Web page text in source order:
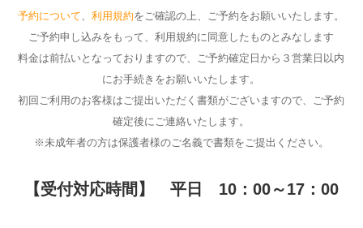
予約について、利用規約をご確認の上、ご予約をお願いいたします。
ご予約申し込みをもって、利用規約に同意したものとみなします
料金は前払いとなっておりますので、ご予約確定日から３営業日以内
にお手続きをお願いいたします。
初回ご利用のお客様はご提出いただく書類がございますので、ご予約
確定後にご連絡いたします。
※未成年者の方は保護者様のご名義で書類をご提出ください。
【受付対応時間】 平日 10：00～17：00